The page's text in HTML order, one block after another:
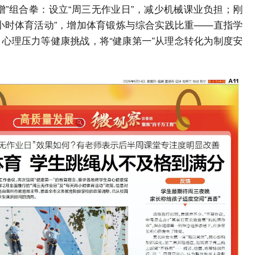
”组合拳：设立“周三无作业日”，减少机械课业负担；刚
时体育活动”，增加体育锻炼与综合实践比重——直指学
理压力等健康挑战，将“健康第一”从理念转化为制度安